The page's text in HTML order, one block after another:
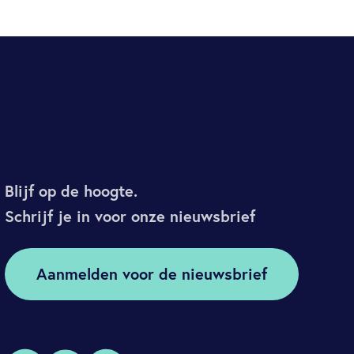
Blijf op de hoogte.
Schrijf je in voor onze nieuwsbrief
Aanmelden voor de nieuwsbrief